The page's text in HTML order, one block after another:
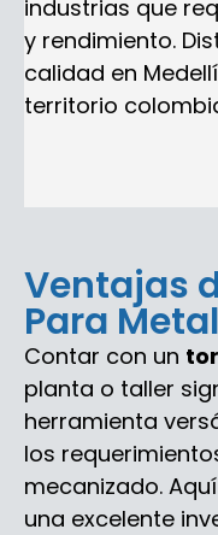
industrias que
y rendimiento.
calidad en
territorio
Ventajas
Para
Contar con un
planta o taller
herramienta
los
mecanizado.
una excelente